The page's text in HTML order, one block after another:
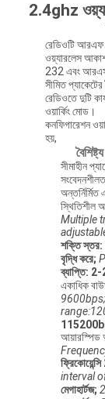
2.4ghz
রেডিওটি
ওয়্যারলেস
232 এবং আরএস
সীমিত
রেডিওতে দুটি
ওয়ার্কিং মোড।
কনফিগারেশন
হয়,
বৈশিষ্ট্য
সীমাহীন
স্থিতিশীল
Multiple
শক্তি স্তর:
বৃদ্ধি করে;
ব্যাপ্তি: 2-
একাধিক
9600bps;
আয়ারস্পিড
interval
মেগাহার্টজ;